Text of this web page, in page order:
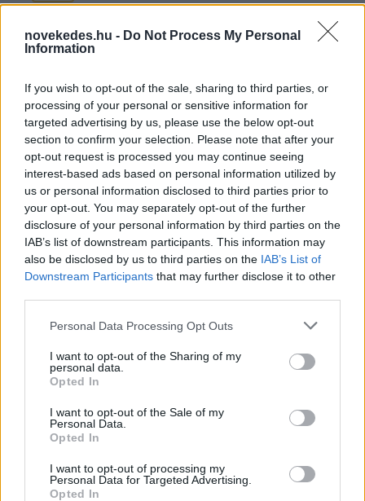
novekedes.hu - Do Not Process My Personal
Information
If you wish to opt-out of the sale, sharing to third parties, or
processing of your personal or sensitive information for
targeted advertising by us, please use the below opt-out
section to confirm your selection. Please note that after your
opt-out request is processed you may continue seeing
interest-based ads based on personal information utilized by
us or personal information disclosed to third parties prior to
your opt-out. You may separately opt-out of the further
disclosure of your personal information by third parties on the
IAB’s list of downstream participants. This information may
also be disclosed by us to third parties on the IAB’s List of
Downstream Participants that may further disclose it to other
Please note that this website/app uses one or more Google
not limited to your visit or usage behaviour. You may click to
grant or deny consent to Google and its third-party tags to
use your data for below specified purposes in below Google
consent section.
Personal Data Processing Opt Outs
I want to opt-out of the Sharing of my
personal data.
Opted In
I want to opt-out of the Sale of my
Personal Data.
Opted In
I want to opt-out of processing my
Personal Data for Targeted Advertising.
Opted In
FRISS HÍREK
Amerikai rakétákat is zsákmányolt az
előrenyomuló orosz hadsereg
HÍREK 36 perce
hőmérséklet, délutántól érkezik az eső
elindulhatnak a kifizetések a Demján